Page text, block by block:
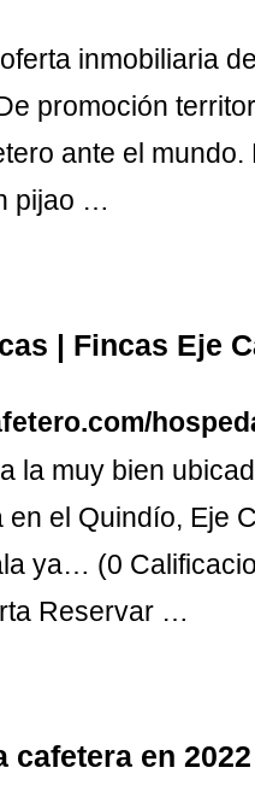
inmobiliaria
promoción
ante el mundo.
pijao …
| Fincas Eje
la muy bien
el Quindío, Eje
ya… (0
Reservar …
cafetera en